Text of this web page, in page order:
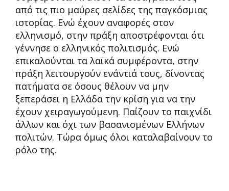
από τις πιο μαύρες σελίδες της παγκόσμιας
ιστορίας. Ενώ έχουν αναφορές στον
ελληνισμό, στην πράξη αποστρέφονται ότι
γέννησε ο ελληνικός πολιτισμός. Ενώ
επικαλούνται τα λαϊκά συμφέροντα, στην
πράξη λειτουργούν ενάντιά τους, δίνοντας
πατήματα σε όσους θέλουν να μην
ξεπεράσει η Ελλάδα την κρίση για να την
έχουν χειραγωγούμενη. Παίζουν το παιχνίδι
άλλων και όχι των βασανισμένων Ελλήνων
πολιτών. Τώρα όμως όλοι καταλαβαίνουν το
ρόλο της.